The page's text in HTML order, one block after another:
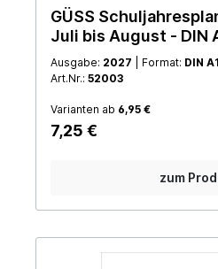
GÜSS
Juli bis August - DIN
Ausgabe: 2027 | Format: DIN A1
Art.Nr.: 52003
Varianten ab 6,95 €
7,25 €
zum